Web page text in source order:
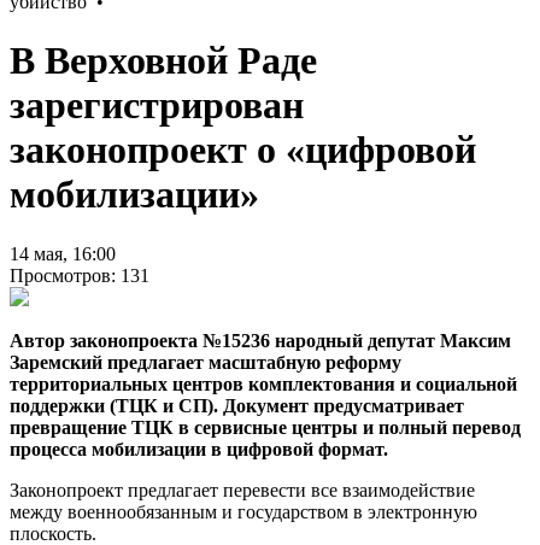
В Верховной Раде
зарегистрирован
законопроект о «цифровой
мобилизации»
14 мая, 16:00
Просмотров: 131
Автор законопроекта №15236 народный депутат Максим
Заремский предлагает масштабную реформу
территориальных центров комплектования и социальной
поддержки (ТЦК и СП). Документ предусматривает
превращение ТЦК в сервисные центры и полный перевод
процесса мобилизации в цифровой формат.
Законопроект предлагает перевести все взаимодействие
между военнообязанным и государством в электронную
плоскость.